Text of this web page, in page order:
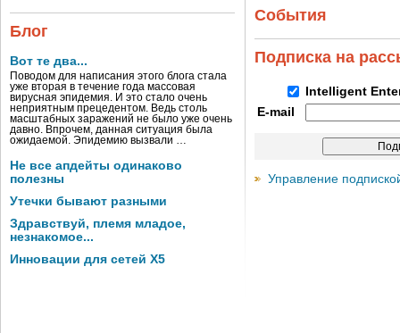
Блог
Вот те два...
Поводом для написания этого блога стала
уже вторая в течение года массовая
вирусная эпидемия. И это стало очень
неприятным прецедентом. Ведь столь
масштабных заражений не было уже очень
давно. Впрочем, данная ситуация была
ожидаемой. Эпидемию вызвали …
Не все апдейты одинаково
полезны
Утечки бывают разными
Здравствуй, племя младое,
незнакомое...
Инновации для сетей X5
События
Подписка на
Intelligent
E-mail
Управление